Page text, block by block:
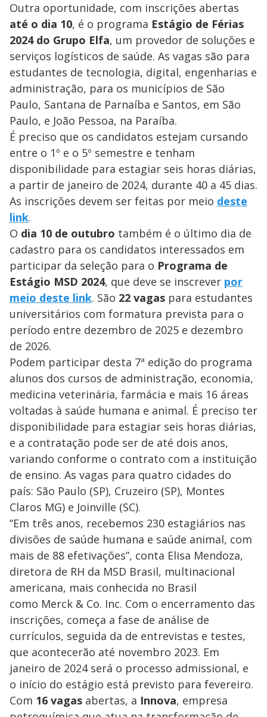
Outra oportunidade, com inscrições abertas
até o dia 10, é o programa Estágio de Férias
2024 do Grupo Elfa, um provedor de soluções e
serviços logísticos de saúde. As vagas são para
estudantes de tecnologia, digital, engenharias e
administração, para os municípios de São
Paulo, Santana de Parnaíba e Santos, em São
Paulo, e João Pessoa, na Paraíba.
É preciso que os candidatos estejam cursando
entre o 1º e o 5º semestre e tenham
disponibilidade para estagiar seis horas diárias,
a partir de janeiro de 2024, durante 40 a 45 dias.
As inscrições devem ser feitas por meio deste
link.
O dia 10 de outubro também é o último dia de
cadastro para os candidatos interessados em
participar da seleção para o Programa de
Estágio MSD 2024, que deve se inscrever por
meio deste link. São 22 vagas para estudantes
universitários com formatura prevista para o
período entre dezembro de 2025 e dezembro
de 2026.
Podem participar desta 7ª edição do programa
alunos dos cursos de administração, economia,
medicina veterinária, farmácia e mais 16 áreas
voltadas à saúde humana e animal. É preciso ter
disponibilidade para estagiar seis horas diárias,
e a contratação pode ser de até dois anos,
variando conforme o contrato com a instituição
de ensino. As vagas para quatro cidades do
país: São Paulo (SP), Cruzeiro (SP), Montes
Claros MG) e Joinville (SC).
“Em três anos, recebemos 230 estagiários nas
divisões de saúde humana e saúde animal, com
mais de 88 efetivações”, conta Elisa Mendoza,
diretora de RH da MSD Brasil, multinacional
americana, mais conhecida no Brasil
como Merck & Co. Inc. Com o encerramento das
inscrições, começa a fase de análise de
currículos, seguida da de entrevistas e testes,
que acontecerão até novembro 2023. Em
janeiro de 2024 será o processo admissional, e
o início do estágio está previsto para fevereiro.
Com 16 vagas abertas, a Innova, empresa